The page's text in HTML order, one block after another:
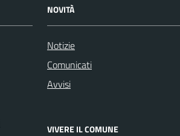
NOVITÀ
Notizie
Comunicati
Avvisi
VIVERE IL COMUNE